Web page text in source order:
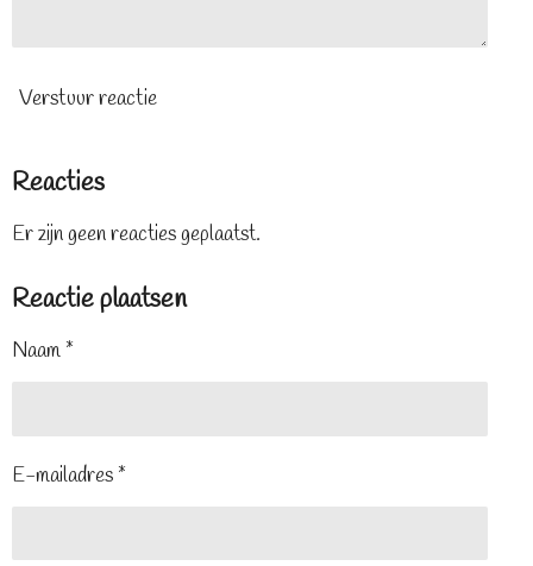
Verstuur reactie
Reacties
Er zijn geen reacties geplaatst.
Reactie plaatsen
Naam *
E-mailadres *